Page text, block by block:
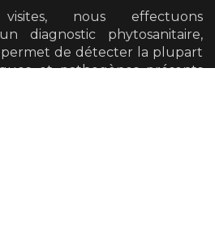
nous effectuons
diagnostic phytosanitaire,
de détecter la plupart
et pathogènes présents